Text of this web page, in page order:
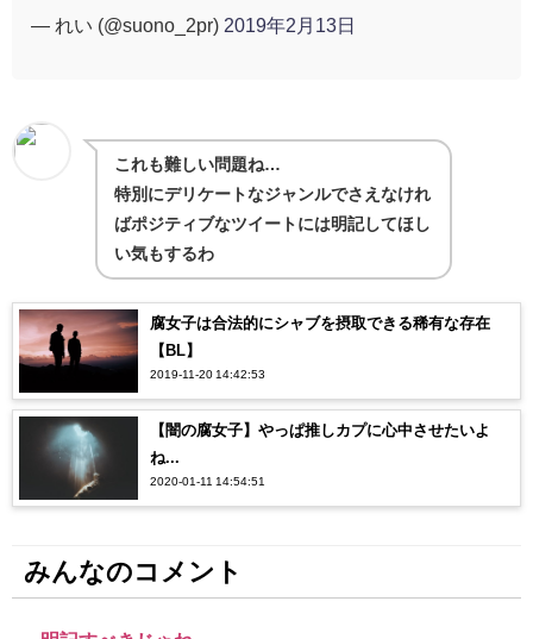
— れい (@suono_2pr) 2019年2月13日
これも難しい問題ね…
特別にデリケートなジャンルでさえなけれ
ばポジティブなツイートには明記してほし
い気もするわ
腐女子は合法的にシャブを摂取できる稀有な存在
【BL】
2019-11-20 14:42:53
【闇の腐女子】やっぱ推しカプに心中させたいよ
ね...
2020-01-11 14:54:51
みんなのコメント